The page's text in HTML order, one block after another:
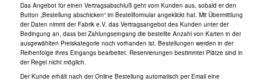
Das Angebot für einen Vertragsabschluß geht vom Kunden aus, sobald er den
Button „Bestellung abschicken“ im Bestellformular angeklickt hat. Mit Übermittlung
der Daten nimmt der Fabrik e.V. das Vertragsangebot des Kunden unter der
Bedingung an, dass bei Zahlungseingang die bestellte Anzahl von Karten in der
ausgewählten Preiskategorie noch vorhanden ist. Bestellungen werden in der
Reihenfolge ihres Eingangs bearbeitet. Reservierungen bestimmter Plätze sind in
der Regel nicht möglich.
Der Kunde erhält nach der Online Bestellung automatisch per Email eine